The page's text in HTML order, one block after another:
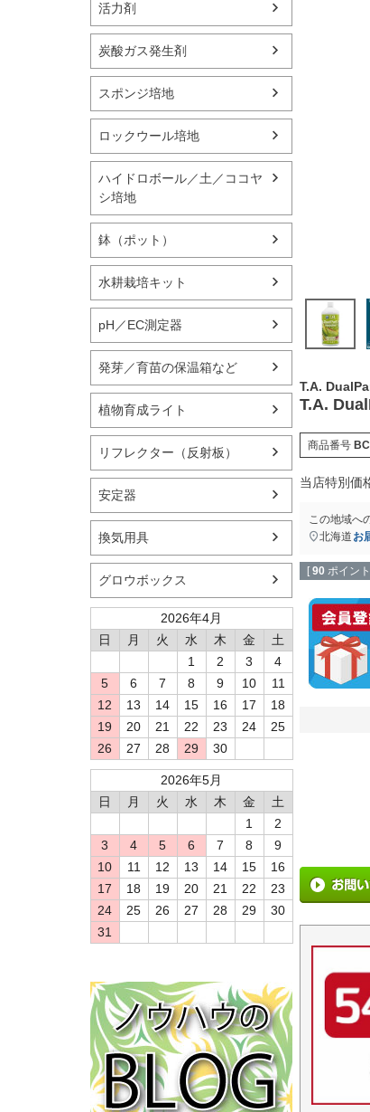
活力剤
炭酸ガス発生剤
スポンジ培地
ロックウール培地
ハイドロボール／土／ココヤ
シ培地
鉢（ポット）
水耕栽培キット
pH／EC測定器
発芽／育苗の保温箱など
植物育成ライト
リフレクター（反射板）
安定器
換気用具
グロウボックス
2026年4月
日
月 火 水 木 金
土
1
2 3
4
5
6 7 8 9 10
11
12
13 14 15 16 17
18
19
20 21 22 23 24
25
26
27 28 29 30
2026年5月
日
月 火 水 木 金
土
1
2
3
4 5 6 7 8
9
10
11 12 13 14 15
16
17
18 19 20 21 22
23
24
25 26 27 28 29
30
31
T.A.
T.A.
商品番号
当店特別価
この地域へ
北海道 お
[ 90 ポイン